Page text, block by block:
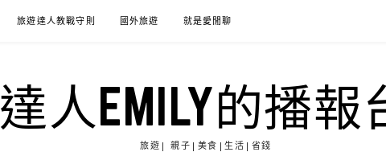
旅遊達人教戰守則 國外旅遊 就是愛閒聊
達人EMILY的播報
旅遊| 親子|美食|生活|省錢